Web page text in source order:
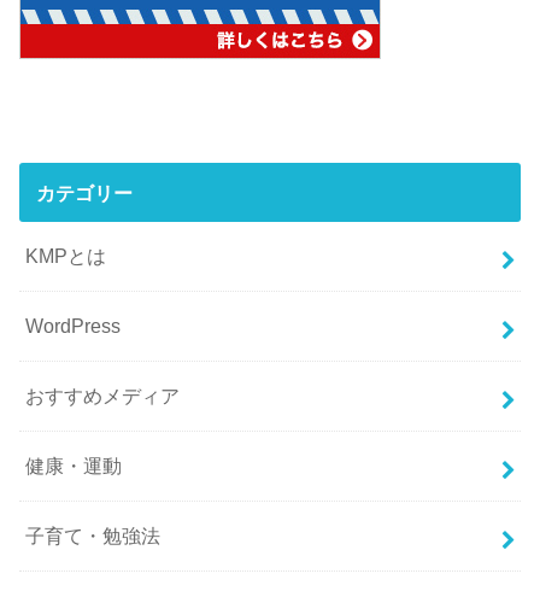
カテゴリー
KMPとは
WordPress
おすすめメディア
健康・運動
子育て・勉強法